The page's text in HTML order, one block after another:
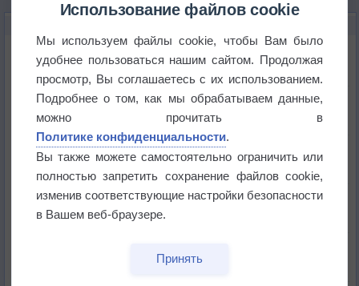
Космическая погода влияет на транспорт
Приложение построит маршрут через тень
Атмосфера начала замерзать
В Приморье обнаружены морские волны тепла
Использование файлов cookie
Мы используем файлы cookie, чтобы Вам было
удобнее пользоваться нашим сайтом. Продолжая
просмотр, Вы соглашаетесь с их использованием.
Подробнее о том, как мы обрабатываем данные,
можно прочитать в
Политике конфиденциальности.
Вы также можете самостоятельно ограничить или
полностью запретить сохранение файлов cookie,
изменив соответствующие настройки безопасности
в Вашем веб-браузере.
Принять